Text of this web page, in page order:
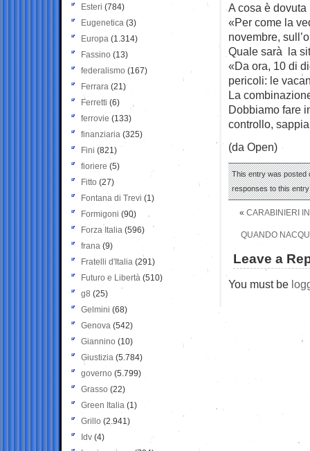
A cosa è dovuta
«Per come la
novembre,
Quale sarà la
«Da ora, 10 di
pericoli: le
La
Dobbiamo fare
controllo,
(da Open)
This entry was posted
responses to this
« CARABINIERI
QUANDO
Leave a
You must be
Esteri (784)
Eugenetica (3)
Europa (1.314)
Fassino (13)
federalismo (167)
Ferrara (21)
Ferretti (6)
ferrovie (133)
finanziaria (325)
Fini (821)
fioriere (5)
Fitto (27)
Fontana di Trevi (1)
Formigoni (90)
Forza Italia (596)
frana (9)
Fratelli d'Italia (291)
Futuro e Libertà (510)
g8 (25)
Gelmini (68)
Genova (542)
Giannino (10)
Giustizia (5.784)
governo (5.799)
Grasso (22)
Green Italia (1)
Grillo (2.941)
Idv (4)